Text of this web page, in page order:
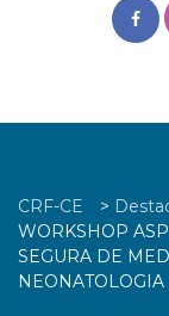
CRF-CE >
WORKSHOP
SEGURA DE
NEONATOLOGIA